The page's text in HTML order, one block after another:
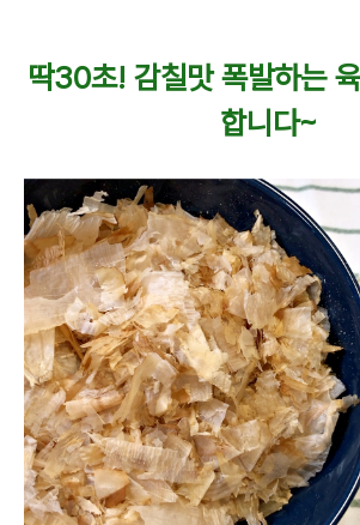
딱30초! 감칠맛 폭발하는
합니다~